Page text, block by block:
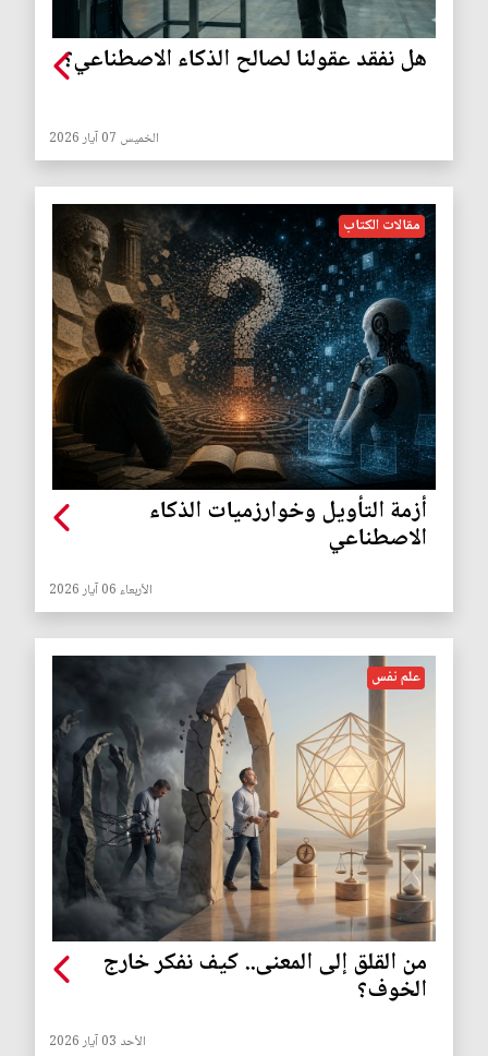
هل نفقد عقولنا لصالح الذكاء الاصطناعي؟
الخميس 07 آيار 2026
مقالات الكتاب
أزمة التأويل وخوارزميات الذكاء
الاصطناعي
الأربعاء 06 آيار 2026
علم نفس
من القلق إلى المعنى.. كيف نفكر خارج
الخوف؟
الأحد 03 آيار 2026